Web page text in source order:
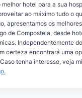
hotel para a sua
ao máximo tudo o
apresentamos os
de Compostela, desde
Independentemente
certeza encontrará uma
tenha interesse, veja